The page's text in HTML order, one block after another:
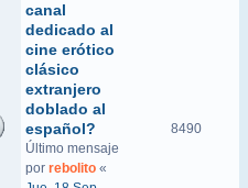
canal
dedicado al
cine erótico
clásico
extranjero
doblado al
español?
Último mensaje
por rebolito «
8490